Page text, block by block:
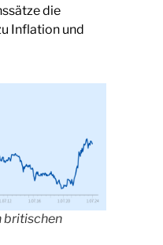
die
Inflation und
britischen